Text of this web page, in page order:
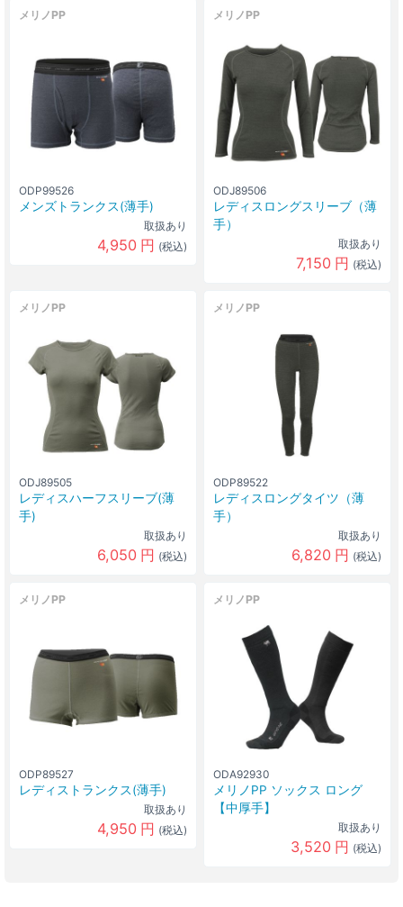
メリノPP
ODP99526
メンズトランクス(薄手)
取扱あり
4,950 円 (税込)
メリノPP
ODJ89506
レディスロングスリーブ（薄
手）
取扱あり
7,150 円 (税込)
メリノPP
ODJ89505
レディスハーフスリーブ(薄
手)
取扱あり
6,050 円 (税込)
メリノPP
ODP89522
レディスロングタイツ（薄
手）
取扱あり
6,820 円 (税込)
メリノPP
ODP89527
レディストランクス(薄手)
取扱あり
4,950 円 (税込)
メリノPP
ODA92930
メリノPP ソックス ロング
【中厚手】
取扱あり
3,520 円 (税込)